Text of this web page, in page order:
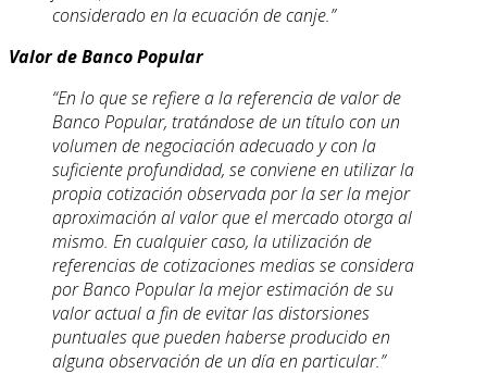
considerado en la ecuación de canje.”
Valor de Banco Popular
“En lo que se refiere a la referencia de valor de
Banco Popular, tratándose de un título con un
volumen de negociación adecuado y con la
suficiente profundidad, se conviene en utilizar la
propia cotización observada por la ser la mejor
aproximación al valor que el mercado otorga al
mismo. En cualquier caso, la utilización de
referencias de cotizaciones medias se considera
por Banco Popular la mejor estimación de su
valor actual a fin de evitar las distorsiones
puntuales que pueden haberse producido en
alguna observación de un día en particular.”